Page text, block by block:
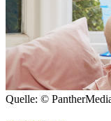
Quelle: ©